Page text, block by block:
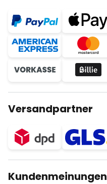
Versandpartner
Kundenmeinungen